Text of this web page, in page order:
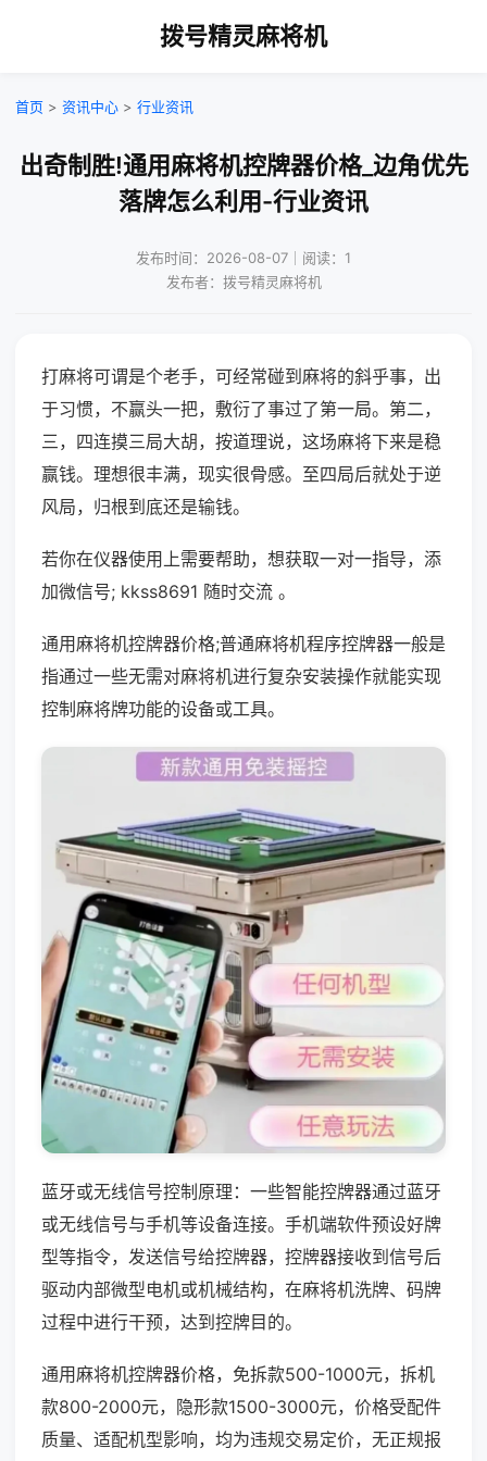
拨号精灵麻将机
首页 > 资讯中心 > 行业资讯
出奇制胜!通用麻将机控牌器价格_边角优先
落牌怎么利用-行业资讯
发布时间：2026-08-07｜阅读：1
发布者：拨号精灵麻将机
打麻将可谓是个老手，可经常碰到麻将的斜乎事，出
于习惯，不赢头一把，敷衍了事过了第一局。第二，
三，四连摸三局大胡，按道理说，这场麻将下来是稳
赢钱。理想很丰满，现实很骨感。至四局后就处于逆
风局，归根到底还是输钱。
若你在仪器使用上需要帮助，想获取一对一指导，添
加微信号; kkss8691 随时交流 。
通用麻将机控牌器价格;普通麻将机程序控牌器一般是
指通过一些无需对麻将机进行复杂安装操作就能实现
控制麻将牌功能的设备或工具。
蓝牙或无线信号控制原理：一些智能控牌器通过蓝牙
或无线信号与手机等设备连接。手机端软件预设好牌
型等指令，发送信号给控牌器，控牌器接收到信号后
驱动内部微型电机或机械结构，在麻将机洗牌、码牌
过程中进行干预，达到控牌目的。
通用麻将机控牌器价格，免拆款500-1000元，拆机
款800-2000元，隐形款1500-3000元，价格受配件
质量、适配机型影响，均为违规交易定价，无正规报